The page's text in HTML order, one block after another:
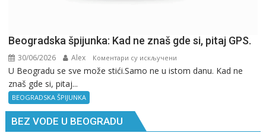
Beogradska špijunka: Kad ne znaš gde si, pitaj GPS.
30/06/2026 Alex Коментари су искључени
Beogradska
U Beogradu se sve može stići.Samo ne u istom danu. Kad ne
znaš gde si, pitaj...
BEOGRADSKA ŠPIJUNKA
BEZ VODE U BEOGRADU